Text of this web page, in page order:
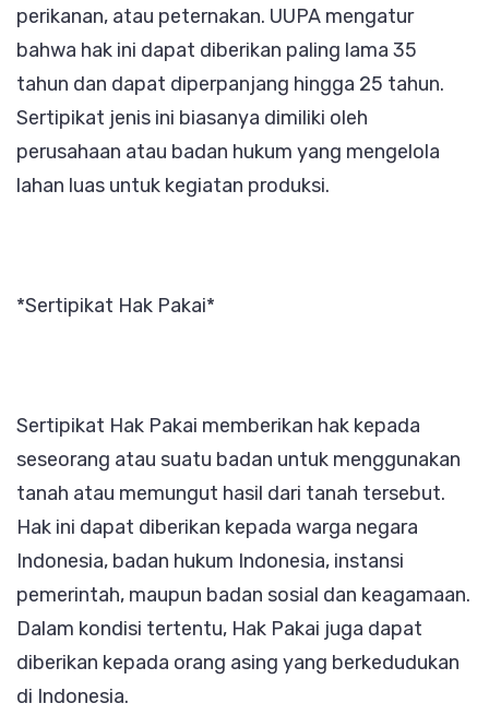
perikanan, atau peternakan. UUPA mengatur
bahwa hak ini dapat diberikan paling lama 35
tahun dan dapat diperpanjang hingga 25 tahun.
Sertipikat jenis ini biasanya dimiliki oleh
perusahaan atau badan hukum yang mengelola
lahan luas untuk kegiatan produksi.
*Sertipikat Hak Pakai*
Sertipikat Hak Pakai memberikan hak kepada
seseorang atau suatu badan untuk menggunakan
tanah atau memungut hasil dari tanah tersebut.
Hak ini dapat diberikan kepada warga negara
Indonesia, badan hukum Indonesia, instansi
pemerintah, maupun badan sosial dan keagamaan.
Dalam kondisi tertentu, Hak Pakai juga dapat
diberikan kepada orang asing yang berkedudukan
di Indonesia.